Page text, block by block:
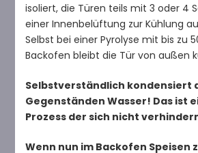
isoliert, die Türen teils mit 3 oder 4
einer Innenbelüftung zur Kühlung
Selbst bei einer Pyrolyse mit bis zu
Backofen bleibt die Tür von außen
Selbstverständlich kondensiert
Gegenständen Wasser! Das ist
Prozess der sich nicht
Wenn nun im Backofen Speisen